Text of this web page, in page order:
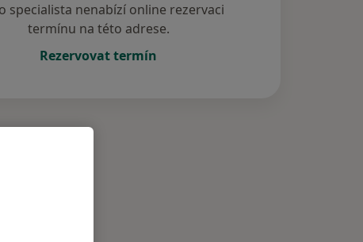
specialista nenabízí online rezervaci
termínu na této adrese.
Rezervovat termín